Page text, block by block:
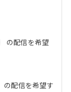
の配信を希望
の配信を希望す